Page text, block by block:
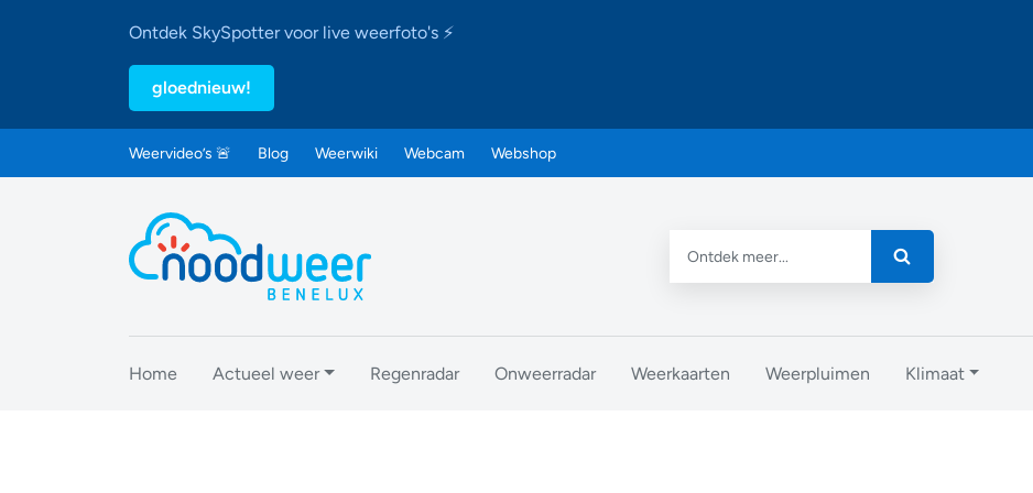
Ontdek SkySpotter voor live weerfoto's ⚡
gloednieuw!
Weervideo’s 🚨 Blog Weerwiki Webcam Webshop
Home Actueel weer Regenradar Onweerradar Weerkaarten Weerpluimen Klimaat